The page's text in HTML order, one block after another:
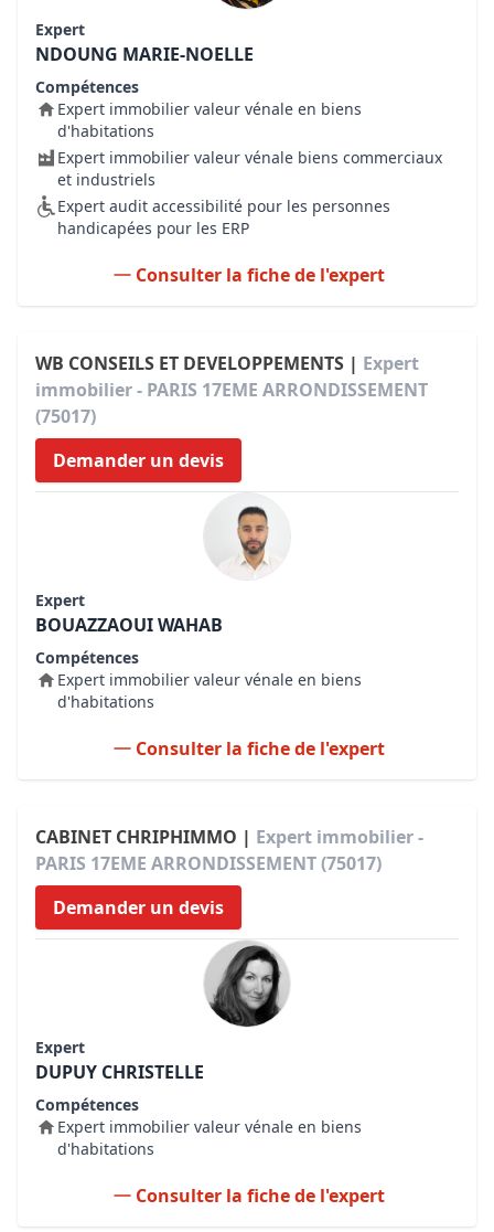
Expert
NDOUNG MARIE-NOELLE
Compétences
Expert immobilier valeur vénale en biens
d'habitations
Expert immobilier valeur vénale biens commerciaux
et industriels
Expert audit accessibilité pour les personnes
handicapées pour les ERP
Consulter la fiche de l'expert
WB CONSEILS ET DEVELOPPEMENTS | Expert
immobilier - PARIS 17EME ARRONDISSEMENT
(75017)
Demander un devis
Expert
BOUAZZAOUI WAHAB
Compétences
Expert immobilier valeur vénale en biens
d'habitations
Consulter la fiche de l'expert
CABINET CHRIPHIMMO | Expert immobilier -
PARIS 17EME ARRONDISSEMENT (75017)
Demander un devis
Expert
DUPUY CHRISTELLE
Compétences
Expert immobilier valeur vénale en biens
d'habitations
Consulter la fiche de l'expert